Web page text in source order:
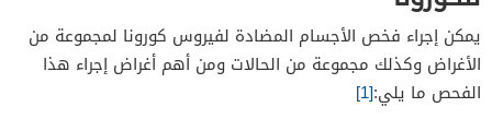
يمكن إجراء فخص الأجسام المضادة لفيروس كورونا لمجموعة من
الأغراض وكذلك مجموعة من الحالات ومن أهم أغراض إجراء هذا
الفحص ما يلي:[1]